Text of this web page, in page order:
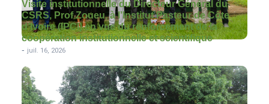
Visite institutionnelle du Directeur Général du
CSRS, Prof Zoueu, à l’Institut Pasteur de Côte
d’Ivoire (IPCI) en vue du renforcement de la
coopération institutionnelle et scientifique
- juil. 16, 2026